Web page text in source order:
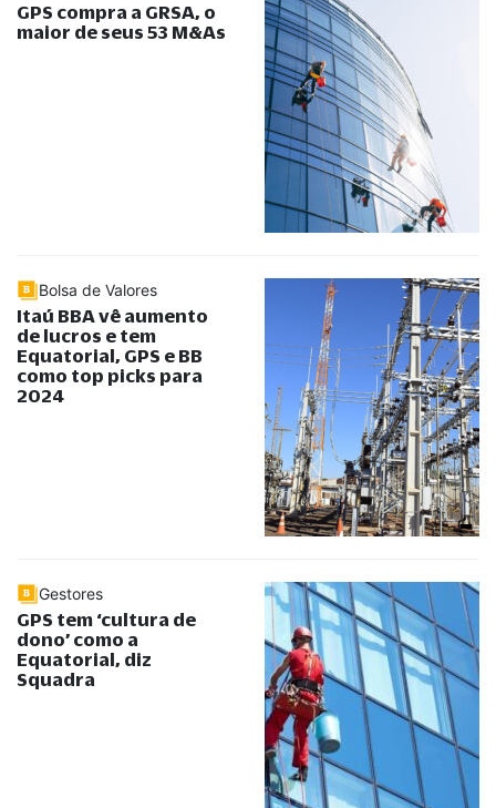
GPS compra a GRSA, o
maior de seus 53 M&As
Bolsa de Valores
Itaú BBA vê aumento
de lucros e tem
Equatorial, GPS e BB
como top picks para
2024
Gestores
GPS tem ‘cultura de
dono’ como a
Equatorial, diz
Squadra